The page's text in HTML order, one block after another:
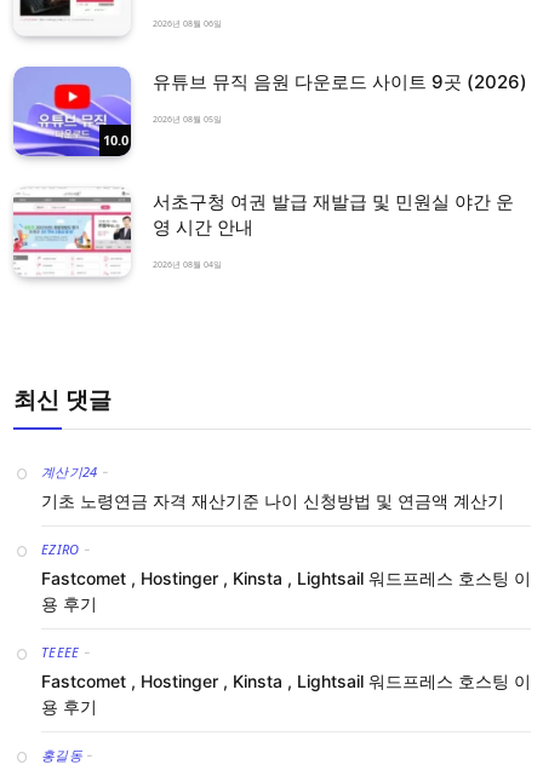
2026년 08월 06일
10.0
유튜브 뮤직 음원 다운로드 사이트 9곳 (2026)
2026년 08월 05일
서초구청 여권 발급 재발급 및 민원실 야간 운
영 시간 안내
2026년 08월 04일
최신 댓글
계산기24 -
기초 노령연금 자격 재산기준 나이 신청방법 및 연금액 계산기
EZIRO -
Fastcomet , Hostinger , Kinsta , Lightsail 워드프레스 호스팅 이
용 후기
TEEEE -
Fastcomet , Hostinger , Kinsta , Lightsail 워드프레스 호스팅 이
용 후기
홍길동 -